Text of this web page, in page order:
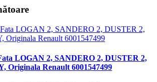
LOGAN 2, SANDERO 2, DUSTER 2,
Originala Renault 6001547499